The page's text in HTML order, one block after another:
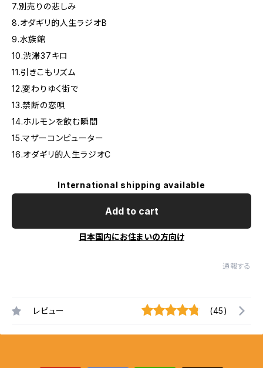
7.別売りの悲しみ
8.オダギリ的人生ラジオB
9.水族館
10.渋滞37キロ
11.引きこもリズム
12.変わりゆく街で
13.禁断の恋唄
14.ホルモンを飲む瞬間
15.マザーコンピューター
16.オダギリ的人生ラジオC
International shipping available
Add to cart
日本国内にお住まいの方向け
通報する
レビュー (45)